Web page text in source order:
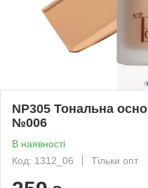
NP305 Тональна
№006
В наявності
Код: 1312_06
Тільки опт